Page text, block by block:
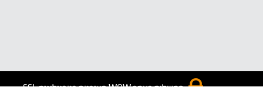
התשלום באתר WOW מאובטח בטכנולוגית SSL